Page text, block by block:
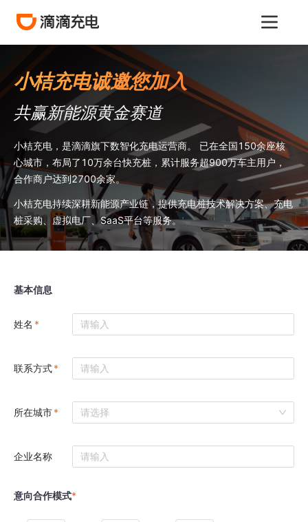
小桔充电诚邀您加入
共赢新能源黄金赛道
小桔充电，是滴滴旗下数智化充电运营商。 已在全国150余座核
心城市，布局了10万余台快充桩，累计服务超900万车主用户，
合作商户达到2700余家。
小桔充电持续深耕新能源产业链，提供充电桩技术解决方案、充电
桩采购、虚拟电厂、SaaS平台等服务。
基本信息
姓名
联系方式
所在城市 请选择
企业名称
意向合作模式